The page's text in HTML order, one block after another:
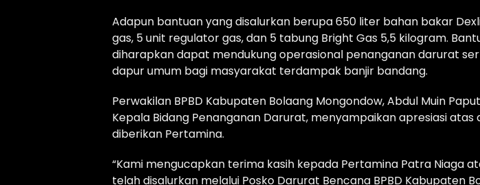
Adapun bantuan yang disalurkan berupa 650 liter bahan bakar
gas, 5 unit regulator gas, dan 5 tabung Bright Gas 5,5 kilogram.
diharapkan dapat mendukung operasional penanganan darurat
dapur umum bagi masyarakat terdampak banjir bandang.
Perwakilan BPBD Kabupaten Bolaang Mongondow, Abdul Muin
Kepala Bidang Penanganan Darurat, menyampaikan apresiasi atas
diberikan Pertamina.
“Kami mengucapkan terima kasih kepada Pertamina Patra Niaga
telah disalurkan melalui Posko Darurat Bencana BPBD Kabupaten